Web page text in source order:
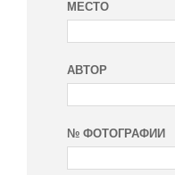
МЕСТО
АВТОР
№ ФОТОГРАФИИ